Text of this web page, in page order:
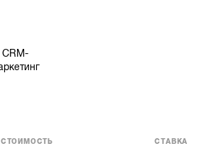
CRM-
СТОИМОСТЬ СТАВКА